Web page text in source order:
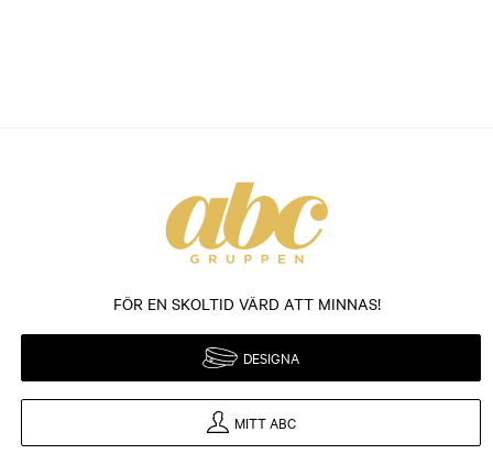
FÖR EN SKOLTID VÄRD ATT MINNAS!
DESIGNA
MITT ABC